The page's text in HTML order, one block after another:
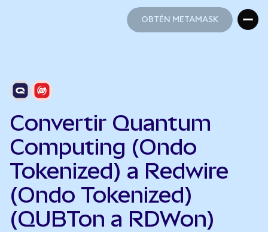
OBTÉN METAMASK
Convertir Quantum
Computing (Ondo
Tokenized) a Redwire
(Ondo Tokenized)
(QUBTon a RDWon)